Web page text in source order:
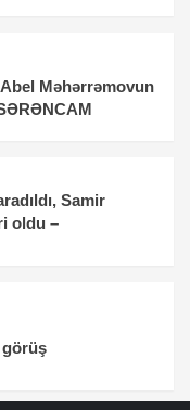
Məhərrəmovun
Samir
oldu –